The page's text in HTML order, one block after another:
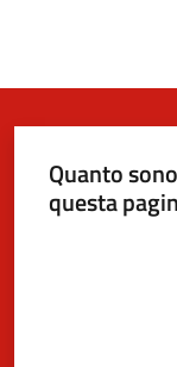
Quanto
questa